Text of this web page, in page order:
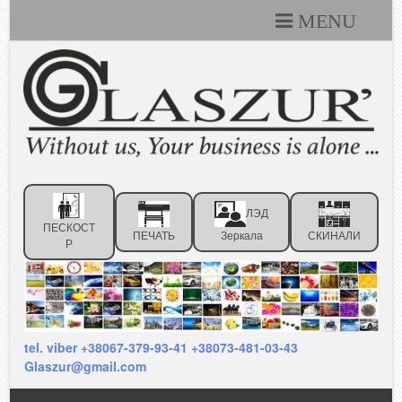
MENU
Каталоги
Технические условия
Портфолио
Контакты
Отзывы клиентов
ПЕСКОСТ
Р
ПЕЧАТЬ
ЛЭД
Зеркала
СКИНАЛИ
tel. viber +38067-379-93-41 +38073-481-03-43
Glaszur@gmail.com